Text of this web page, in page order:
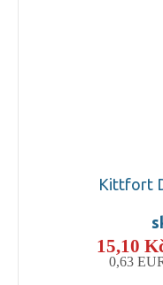
Kittfort
15,10
0,63